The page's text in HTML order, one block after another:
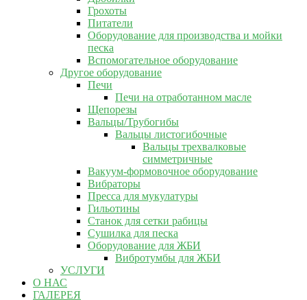
Грохоты
Питатели
Оборудование для производства и мойки
песка
Вспомогательное оборудование
Другое оборудование
Печи
Печи на отработанном масле
Щепорезы
Вальцы/Трубогибы
Вальцы листогибочные
Вальцы трехвалковые
симметричные
Вакуум-формовочное оборудование
Вибраторы
Пресса для мукулатуры
Гильотины
Станок для сетки рабицы
Сушилка для песка
Оборудование для ЖБИ
Вибротумбы для ЖБИ
УСЛУГИ
О НАС
ГАЛЕРЕЯ